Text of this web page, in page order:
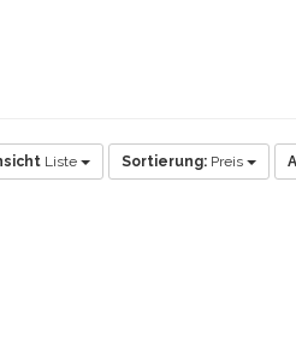
Liste Sortierung: Preis